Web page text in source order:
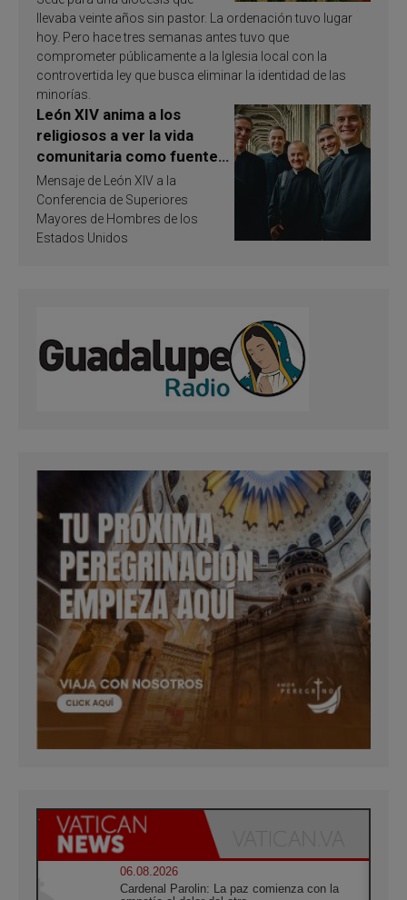
llevaba veinte años sin pastor. La ordenación tuvo lugar
hoy. Pero hace tres semanas antes tuvo que
comprometer públicamente a la Iglesia local con la
controvertida ley que busca eliminar la identidad de las
minorías.
León XIV anima a los
religiosos a ver la vida
comunitaria como fuente
de inspiración y
santificación
Mensaje de León XIV a la
Conferencia de Superiores
Mayores de Hombres de los
Estados Unidos
06.08.2026
Cardenal Parolin: La paz comienza con la